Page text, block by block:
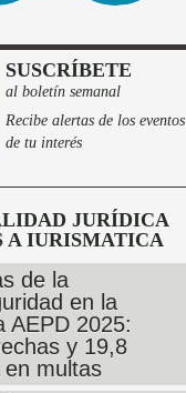
SUSCRÍBETE
al boletín semanal
Recibe alertas de los eventos
de tu interés
JURÍDICA
A IURISMATICA
de la
en la
AEPD 2025:
y 19,8
en multas